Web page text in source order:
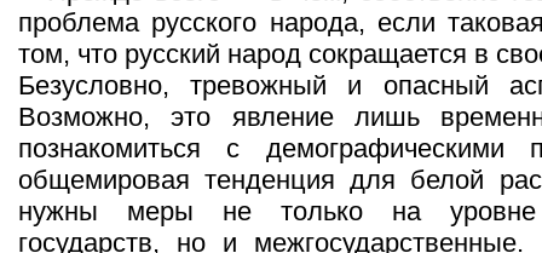
проблема русского народа, если
том, что русский народ сокращается в
Безусловно, тревожный и опасный
Возможно, это явление лишь
познакомиться с демографическими
общемировая тенденция для белой
нужны меры не только на уровне
государств, но и